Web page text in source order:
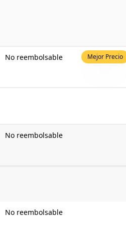
No reembolsable Mejor Precio
No reembolsable
No reembolsable